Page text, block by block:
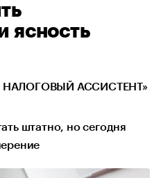
ясность
АССИСТЕНТ»
штатно, но сегодня